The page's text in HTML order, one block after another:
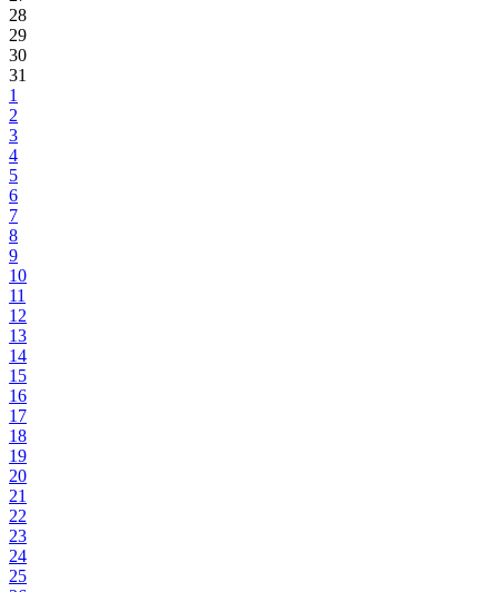
28
29
30
31
1
2
3
4
5
6
7
8
9
10
11
12
13
14
15
16
17
18
19
20
21
22
23
24
25